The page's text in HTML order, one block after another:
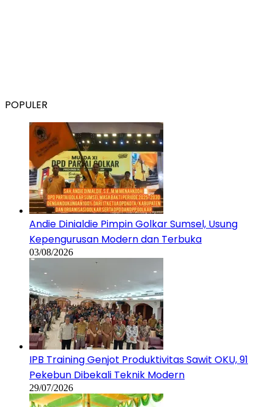
POPULER
Andie Dinialdie Pimpin Golkar Sumsel, Usung
Kepengurusan Modern dan Terbuka
03/08/2026
IPB Training Genjot Produktivitas Sawit OKU, 91
Pekebun Dibekali Teknik Modern
29/07/2026